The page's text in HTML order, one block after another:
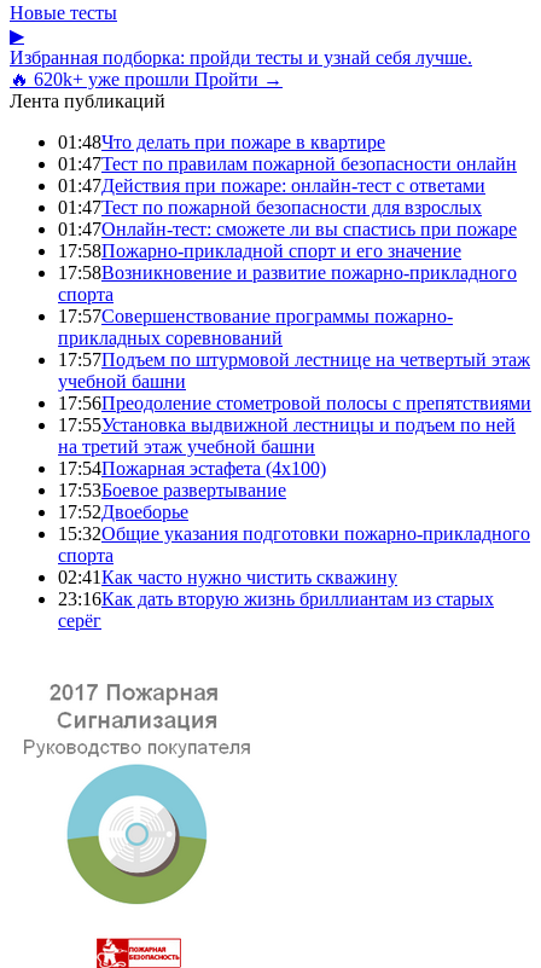
Новые тесты
▶
Избранная подборка: пройди тесты и узнай себя лучше.
🔥 620k+ уже прошли Пройти →
Лента публикаций
01:48Что делать при пожаре в квартире
01:47Тест по правилам пожарной безопасности онлайн
01:47Действия при пожаре: онлайн-тест с ответами
01:47Тест по пожарной безопасности для взрослых
01:47Онлайн-тест: сможете ли вы спастись при пожаре
17:58Пожарно-прикладной спорт и его значение
17:58Возникновение и развитие пожарно-прикладного
спорта
17:57Совершенствование программы пожарно-
прикладных соревнований
17:57Подъем по штурмовой лестнице на четвертый этаж
учебной башни
17:56Преодоление стометровой полосы с препятствиями
17:55Установка выдвижной лестницы и подъем по ней
на третий этаж учебной башни
17:54Пожарная эстафета (4x100)
17:53Боевое развертывание
17:52Двоеборье
15:32Общие указания подготовки пожарно-прикладного
спорта
02:41Как часто нужно чистить скважину
23:16Как дать вторую жизнь бриллиантам из старых
серёг